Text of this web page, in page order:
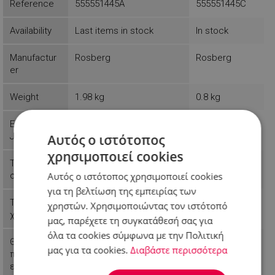
Reference 555551445A 555551445C
Availability Last items in stock In stock
Manufactur
er
Rosberg Rosberg
Weight 1.98 kg 0.8 kg
EAN-13 or
JAN
3800235301333
Τύπος
στήριξης
Στάνταρ
Τύπος
χόμπι
Επαγωγικό Standard
Θέση του
πίνακα
ελέγχου
Μπροστινό Μπροστινό
Αυτός ο ιστότοπος
χρησιμοποιεί cookies
Αυτός ο ιστότοπος χρησιμοποιεί cookies
για τη βελτίωση της εμπειρίας των
χρηστών. Χρησιμοποιώντας τον ιστότοπό
μας, παρέχετε τη συγκατάθεσή σας για
όλα τα cookies σύμφωνα με την Πολιτική
μας για τα cookies. Διαβάστε περισσότερα